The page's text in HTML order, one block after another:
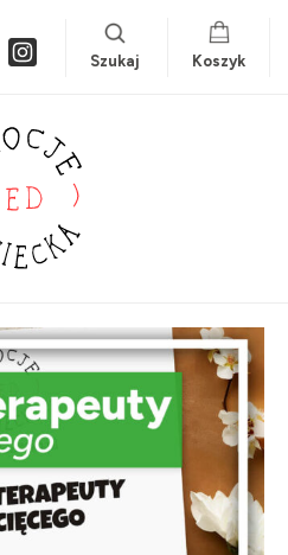
Szukaj Koszyk